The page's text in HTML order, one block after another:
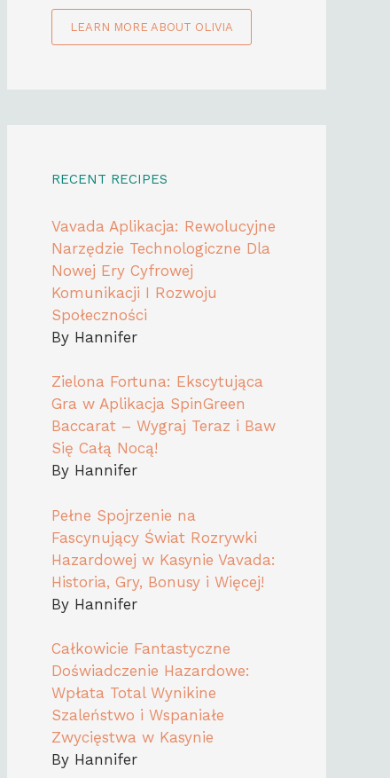
LEARN MORE ABOUT OLIVIA
RECENT RECIPES
Vavada Aplikacja: Rewolucyjne
Narzędzie Technologiczne Dla
Nowej Ery Cyfrowej
Komunikacji I Rozwoju
Społeczności
By Hannifer
Zielona Fortuna: Ekscytująca
Gra w Aplikacja SpinGreen
Baccarat – Wygraj Teraz i Baw
Się Całą Nocą!
By Hannifer
Pełne Spojrzenie na
Fascynujący Świat Rozrywki
Hazardowej w Kasynie Vavada:
Historia, Gry, Bonusy i Więcej!
By Hannifer
Całkowicie Fantastyczne
Doświadczenie Hazardowe:
Wpłata Total Wynikine
Szaleństwo i Wspaniałe
Zwycięstwa w Kasynie
By Hannifer